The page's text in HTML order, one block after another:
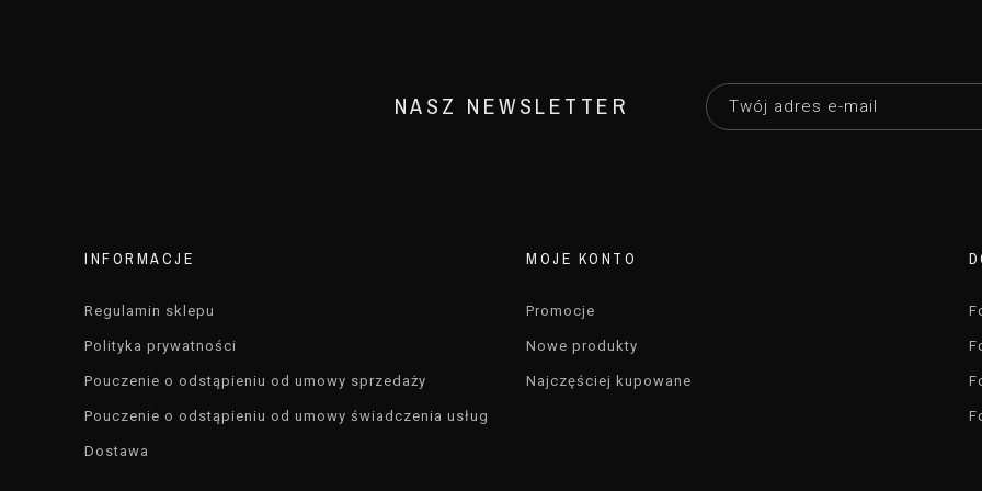
NASZ NEWSLETTER
INFORMACJE
Regulamin sklepu
Polityka prywatności
Pouczenie o odstąpieniu od umowy sprzedaży
Pouczenie o odstąpieniu od umowy świadczenia usług
Dostawa
MOJE KONTO
Promocje
Nowe produkty
Najczęściej kupowane